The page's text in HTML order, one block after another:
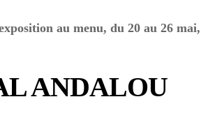
au menu, du 20 au 26
ANDALOU